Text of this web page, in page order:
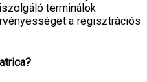
terminálok
a regisztrációs